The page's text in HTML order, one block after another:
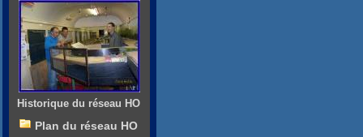
Historique du réseau HO
Plan du réseau HO